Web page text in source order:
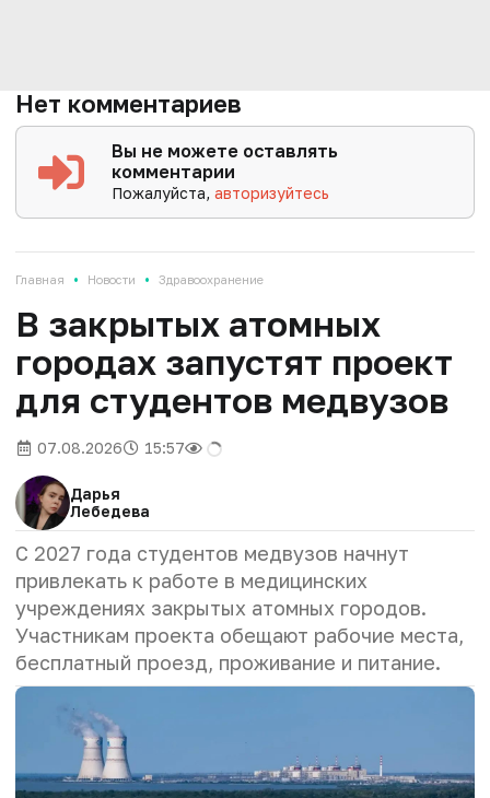
Нет комментариев
Вы не можете оставлять
комментарии
Пожалуйста,авторизуйтесь
Главная • Новости • Здравоохранение
В закрытых атомных
городах запустят проект
для студентов медвузов
07.08.2026 15:57
Дарья
Лебедева
С 2027 года студентов медвузов начнут
привлекать к работе в медицинских
учреждениях закрытых атомных городов.
Участникам проекта обещают рабочие места,
бесплатный проезд, проживание и питание.